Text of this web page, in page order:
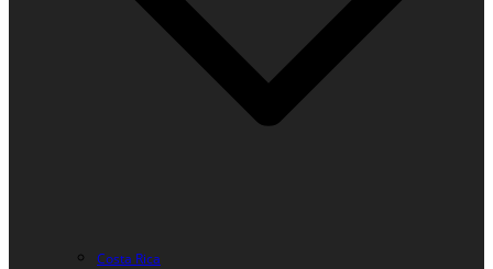
Costa Rica